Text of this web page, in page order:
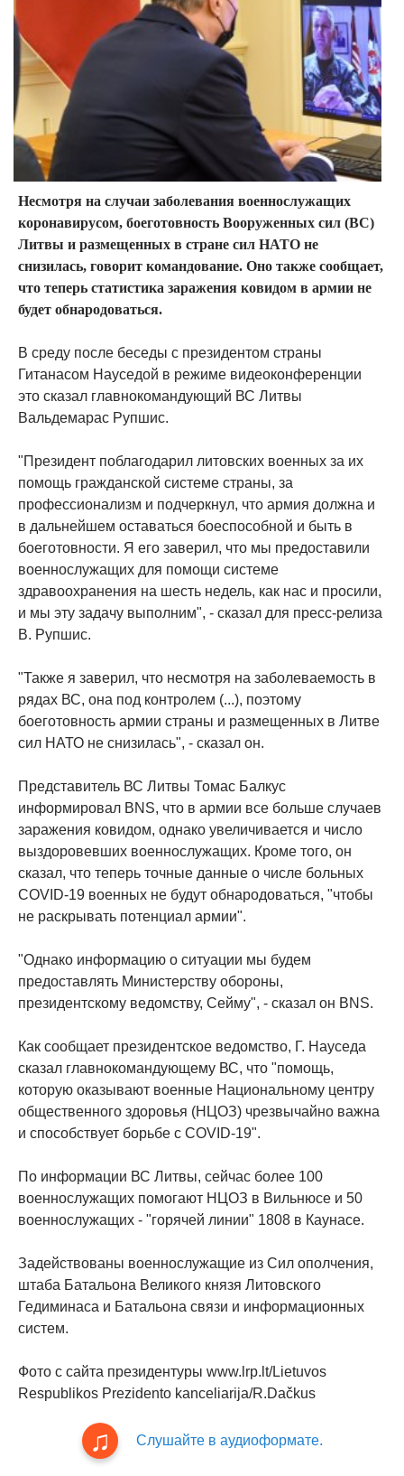
Несмотря на случаи заболевания военнослужащих
коронавирусом, боеготовность Вооруженных сил (ВС)
Литвы и размещенных в стране сил НАТО не
снизилась, говорит командование. Оно также сообщает,
что теперь статистика заражения ковидом в армии не
будет обнародоваться.
В среду после беседы с президентом страны
Гитанасом Науседой в режиме видеоконференции
это сказал главнокомандующий ВС Литвы
Вальдемарас Рупшис.
"Президент поблагодарил литовских военных за их
помощь гражданской системе страны, за
профессионализм и подчеркнул, что армия должна и
в дальнейшем оставаться боеспособной и быть в
боеготовности. Я его заверил, что мы предоставили
военнослужащих для помощи системе
здравоохранения на шесть недель, как нас и просили,
и мы эту задачу выполним", - сказал для пресс-релиза
В. Рупшис.
"Также я заверил, что несмотря на заболеваемость в
рядах ВС, она под контролем (...), поэтому
боеготовность армии страны и размещенных в Литве
сил НАТО не снизилась", - сказал он.
Представитель ВС Литвы Томас Балкус
информировал BNS, что в армии все больше случаев
заражения ковидом, однако увеличивается и число
выздоровевших военнослужащих. Кроме того, он
сказал, что теперь точные данные о числе больных
COVID-19 военных не будут обнародоваться, "чтобы
не раскрывать потенциал армии".
"Однако информацию о ситуации мы будем
предоставлять Министерству обороны,
президентскому ведомству, Cейму", - сказал он BNS.
Как сообщает президентское ведомство, Г. Науседа
сказал главнокомандующему ВС, что "помощь,
которую оказывают военные Национальному центру
общественного здоровья (НЦОЗ) чрезвычайно важна
и способствует борьбе с COVID-19".
По информации ВС Литвы, сейчас более 100
военнослужащих помогают НЦОЗ в Вильнюсе и 50
военнослужащих - "горячей линии" 1808 в Каунасе.
Задействованы военнослужащие из Сил ополчения,
штаба Батальона Великого князя Литовского
Гедиминаса и Батальона связи и информационных
систем.
Фото с сайта президентуры www.lrp.lt/Lietuvos
Respublikos Prezidento kanceliarija/R.Dačkus
Слушайте в аудиоформате.